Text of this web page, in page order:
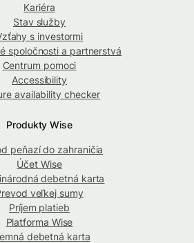
Kariéra
Stav služby
s investormi
spoločnosti a partnerstvá
Centrum pomoci
Accessibility
availability checker
Produkty Wise
peňazí do zahraničia
Účet Wise
debetná karta
veľkej sumy
Príjem platieb
Platforma Wise
debetná karta